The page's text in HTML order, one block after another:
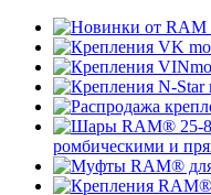
ромбическими и